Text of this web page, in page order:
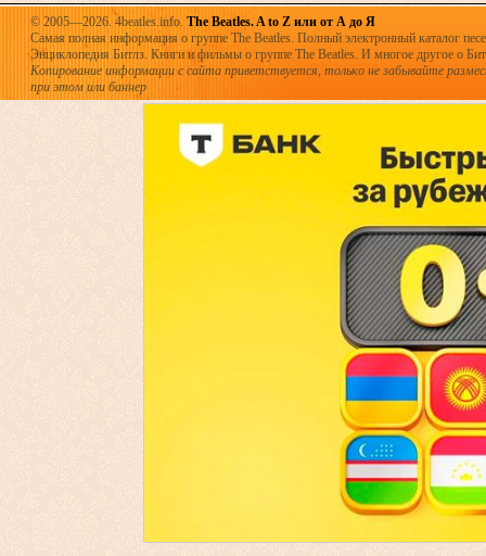
© 2005—2026. 4beatles.info. The Beatles. A to Z или от А до Я
Самая полная информация о группе The Beatles. Полный электронный каталог
Энциклопедия Битлз. Книги и фильмы о группе The Beatles. И многое другое о
Копирование информации с сайта приветствуется, только не забывайте
при этом или баннер